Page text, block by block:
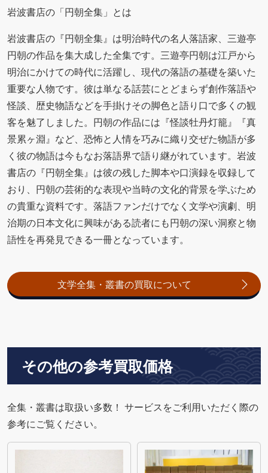
岩波書店の「円朝全集」とは
岩波書店の『円朝全集』は明治時代の名人落語家、三遊亭
円朝の作品を集大成した全集です。三遊亭円朝は江戸から
明治にかけての時代に活躍し、現代の落語の基礎を築いた
重要な人物です。彼は単なる話芸にとどまらず創作落語や
怪談、歴史物語などを手掛けその脚色と語り口で多くの観
客を魅了しました。円朝の作品には『怪談牡丹灯籠』『真
景累ヶ淵』など、恐怖と人情を巧みに織り交ぜた物語が多
く彼の物語は今もなお落語界で語り継がれています。岩波
書店の『円朝全集』は彼の残した脚本や口演録を収録して
おり、円朝の芸術的な表現や当時の文化的背景を学ぶため
の貴重な資料です。落語ファンだけでなく文学や演劇、明
治期の日本文化に興味がある読者にも円朝の深い洞察と物
語性を再発見できる一冊となっています。
文学全集・叢書の買取について
その他の参考買取価格
全集・叢書は取扱い多数！ サービスをご利用いただく際の
参考にご覧ください。